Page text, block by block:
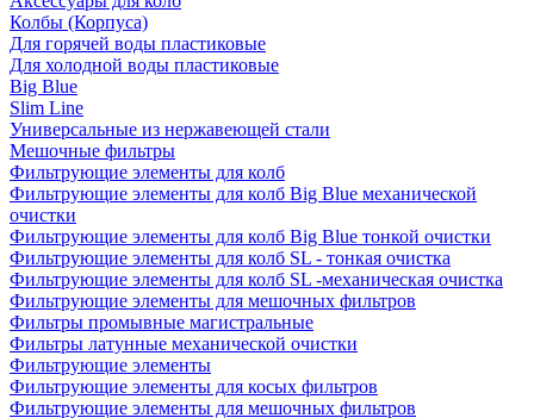
Колбы (Корпуса)
Для горячей воды пластиковые
Для холодной воды пластиковые
Big Blue
Slim Line
Универсальные из нержавеющей стали
Мешочные фильтры
Фильтрующие элементы для колб
Фильтрующие элементы для колб Big Blue механической
очистки
Фильтрующие элементы для колб Big Blue тонкой очистки
Фильтрующие элементы для колб SL - тонкая очистка
Фильтрующие элементы для колб SL -механическая очистка
Фильтрующие элементы для мешочных фильтров
Фильтры промывные магистральные
Фильтры латунные механической очистки
Фильтрующие элементы
Фильтрующие элементы для косых фильтров
Фильтрующие элементы для мешочных фильтров